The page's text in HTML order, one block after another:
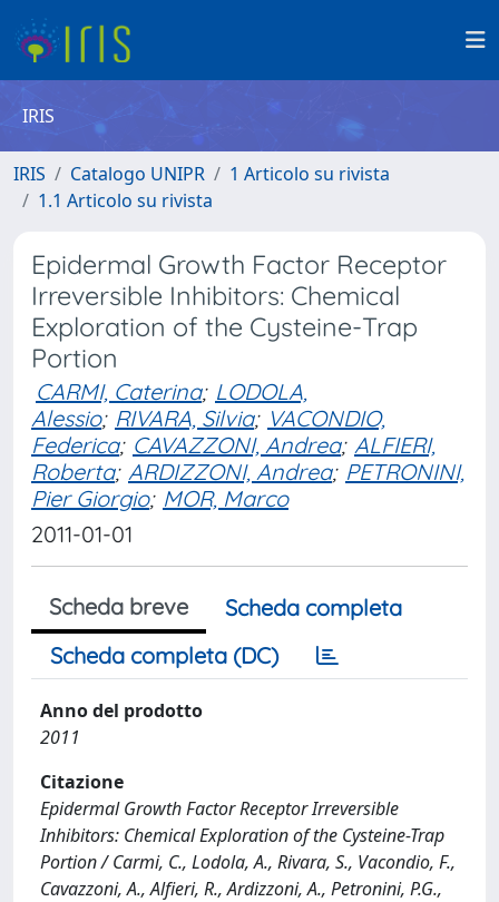
IRIS
IRIS Catalogo UNIPR
1 Articolo su rivista
1.1 Articolo su rivista
Epidermal Growth Factor Receptor
Irreversible Inhibitors: Chemical
Exploration of the Cysteine-Trap
Portion
CARMI, Caterina; LODOLA,
Alessio; RIVARA, Silvia; VACONDIO,
Federica; CAVAZZONI, Andrea; ALFIERI,
Roberta; ARDIZZONI, Andrea; PETRONINI,
Pier Giorgio; MOR, Marco
2011-01-01
Scheda breve
Scheda completa
Scheda completa (DC)
Anno del prodotto
2011
Citazione
Epidermal Growth Factor Receptor Irreversible
Inhibitors: Chemical Exploration of the Cysteine-Trap
Portion / Carmi, C., Lodola, A., Rivara, S., Vacondio, F.,
Cavazzoni, A., Alfieri, R., Ardizzoni, A., Petronini, P.G.,